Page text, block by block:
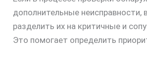
дополнительные неисправности,
разделить их на критичные и
Это помогает определить